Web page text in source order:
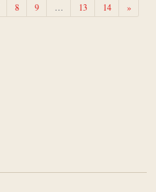
8 9 … 13 14 »Weiter